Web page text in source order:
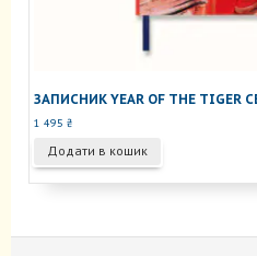
ЗАПИСНИК YEAR OF THE TIGER
1 495 ₴
Додати в кошик